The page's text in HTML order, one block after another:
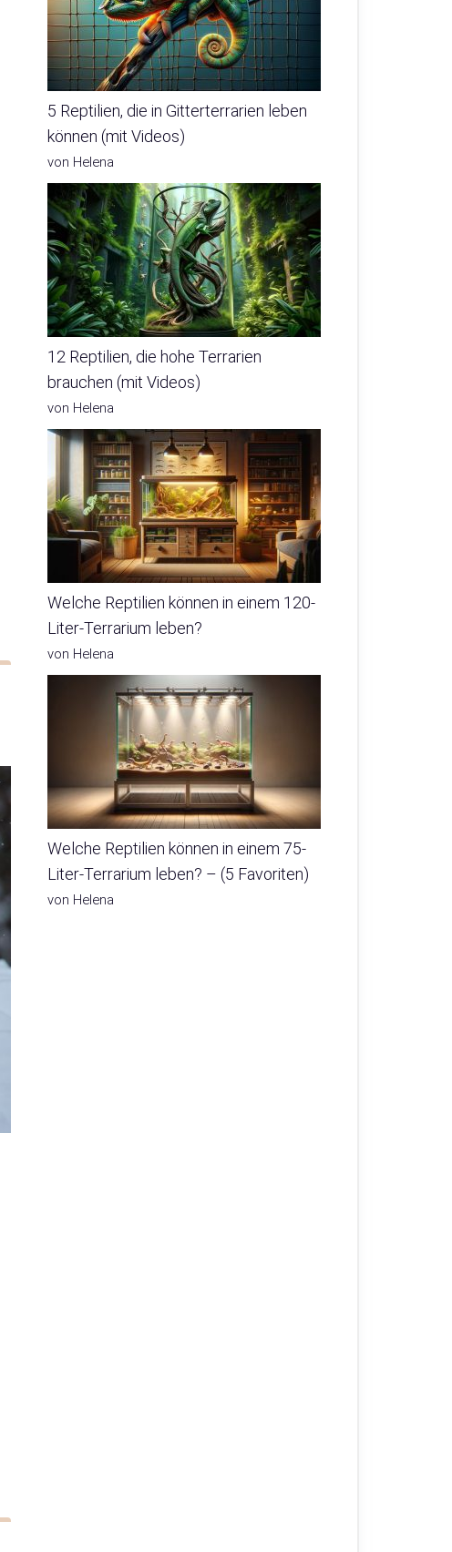
5 Reptilien, die in Gitterterrarien leben
können (mit Videos)
von Helena
12 Reptilien, die hohe Terrarien
brauchen (mit Videos)
von Helena
Welche Reptilien können in einem 120-
Liter-Terrarium leben?
von Helena
Welche Reptilien können in einem 75-
Liter-Terrarium leben? – (5 Favoriten)
von Helena